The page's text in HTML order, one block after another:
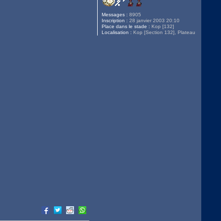
Messages : 8905
Inscription : 28 janvier 2003 20:10
Place dans le stade : Kop [132]
Localisation : Kop [Section 132], Plateau